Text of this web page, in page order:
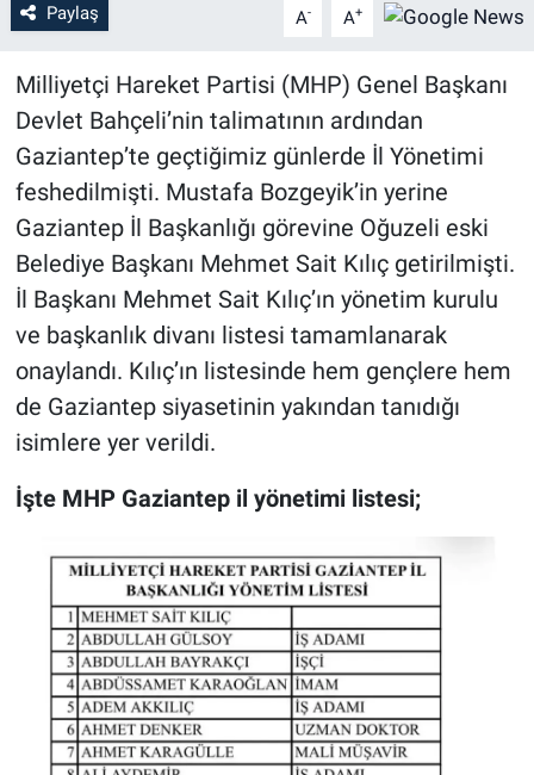
Paylaş A- A+
Milliyetçi Hareket Partisi (MHP) Genel Başkanı
Devlet Bahçeli’nin talimatının ardından
Gaziantep’te geçtiğimiz günlerde İl Yönetimi
feshedilmişti. Mustafa Bozgeyik’in yerine
Gaziantep İl Başkanlığı görevine Oğuzeli eski
Belediye Başkanı Mehmet Sait Kılıç getirilmişti.
İl Başkanı Mehmet Sait Kılıç’ın yönetim kurulu
ve başkanlık divanı listesi tamamlanarak
onaylandı. Kılıç’ın listesinde hem gençlere hem
de Gaziantep siyasetinin yakından tanıdığı
isimlere yer verildi.
İşte MHP Gaziantep il yönetimi listesi;